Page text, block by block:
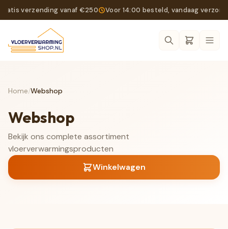
verzending vanaf €250 Voor 14:00 besteld, vandaag
Home/Webshop
Webshop
Bekijk ons complete assortiment
vloerverwarmingsproducten
Winkelwagen